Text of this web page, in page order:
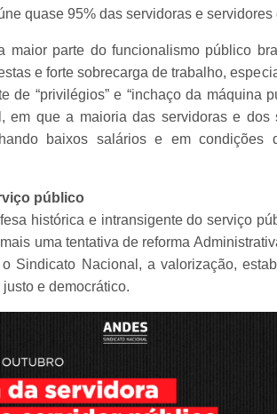
quase 95% das servidoras e servidores
maior parte do funcionalismo público
e forte sobrecarga de trabalho,
de “privilégios” e “inchaço da máquina
em que a maioria das servidoras e dos
baixos salários e em condições
público
histórica e intransigente do serviço
uma tentativa de reforma
Sindicato Nacional, a valorização,
e democrático.